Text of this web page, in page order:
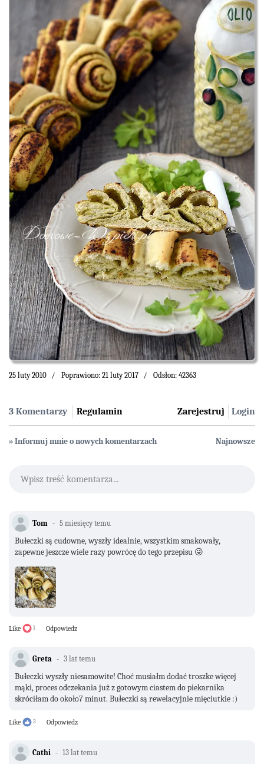
25 luty 2010 Poprawiono: 21 luty 2017 Odsłon: 42363
3 Komentarzy Regulamin Login
Zarejestruj
» Informuj mnie o nowych komentarzach Najnowsze
Wpisz treść komentarza...
Tom 5 miesięcy temu
Bułeczki są cudowne, wyszły idealnie, wszystkim smakowały,
zapewne jeszcze wiele razy powrócę do tego przepisu 😜
Like 1 Odpowiedz
Greta 3 lat temu
Bułeczki wyszły niesamowite! Choć musiałm dodać troszke więcej
mąki, proces odczekania już z gotowym ciastem do piekarnika
skróciłam do około7 minut. Bułeczki są rewelacyjnie mięciutkie :)
Like 3 Odpowiedz
Cathi 13 lat temu